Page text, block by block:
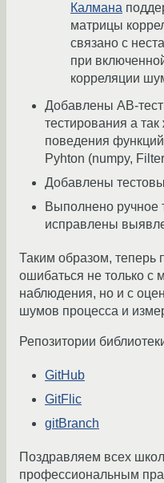
Калмана
матрицы
связано с
при
корреляции
Добавлены AB-
тестирования а
поведения
Pyhton (numpy,
Добавлены
Выполнено ручное
исправлены
Таким образом, теперь
ошибаться не только с
наблюдения, но и с
шумов процесса и
Репозитории
GitHub
GitFlic
gitBranch
Поздравляем всех
профессиональным